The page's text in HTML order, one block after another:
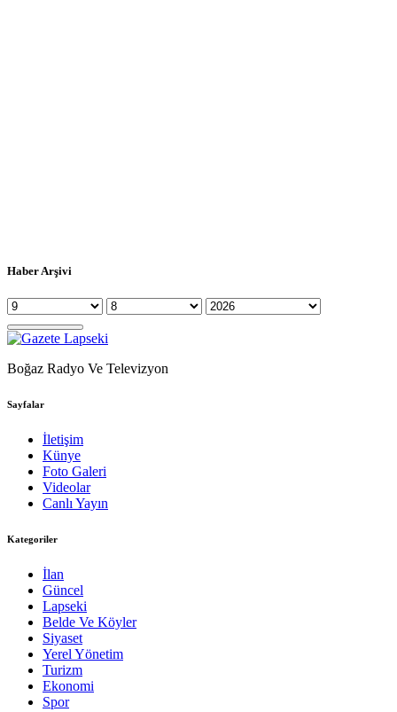
Haber Arşivi
Boğaz Radyo Ve Televizyon
Sayfalar
İletişim
Künye
Foto Galeri
Videolar
Canlı Yayın
Kategoriler
İlan
Güncel
Lapseki
Belde Ve Köyler
Siyaset
Yerel Yönetim
Turizm
Ekonomi
Spor